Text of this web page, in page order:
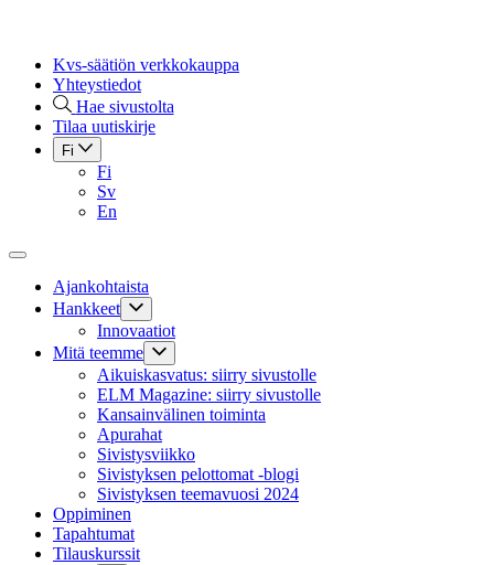
Kvs-säätiön verkkokauppa
Yhteystiedot
Hae sivustolta
Tilaa uutiskirje
Fi
Fi
Sv
En
Ajankohtaista
Hankkeet
Innovaatiot
Mitä teemme
Aikuiskasvatus: siirry sivustolle
ELM Magazine: siirry sivustolle
Kansainvälinen toiminta
Apurahat
Sivistysviikko
Sivistyksen pelottomat -blogi
Sivistyksen teemavuosi 2024
Oppiminen
Tapahtumat
Tilauskurssit